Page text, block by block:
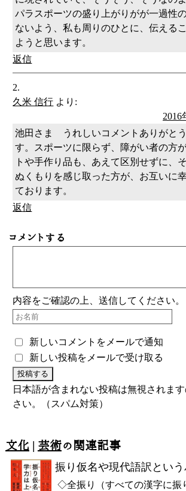
パラスポーツの盛り上がりがが一過性
ないよう、私も周りのひとに、伝える
ようと思います。
返信
久米 信行 より:
2016
池田さま うれしいコメントありがと
す。スポーツに限らず、障がい者の方
トや手作り品も、あえて区別せずに、
ぬくもりを感じ取った方が、お互いに
ております。
返信
コメントする
内容をご確認の上、送信してください。
新しいコメントをメールで通知
新しい投稿をメールで受け取る
日本語が含まれない投稿は無視されま
さい。（スパム対策）
文化 | 芸術の関連記事
振り仮名や現代語訳とい
◇全振り（すべての漢字に振